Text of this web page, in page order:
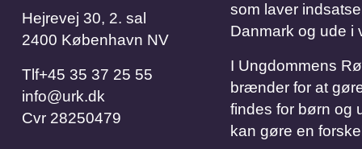
Hejrevej 30, 2. sal
2400 København NV
Tlf​​​​​​​+45 35 37 25 55
info@urk.dk
Cvr28250479
som laver
Danmark og ude i
I Ungdommens
brænder for at
findes for børn og
kan gøre en